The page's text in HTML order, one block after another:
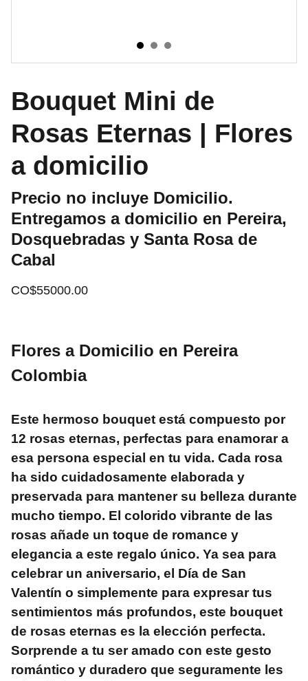
Bouquet Mini de
Rosas Eternas | Flores
a domicilio
Precio no incluye Domicilio.
Entregamos a domicilio en Pereira,
Dosquebradas y Santa Rosa de
Cabal
CO$55000.00
Flores a Domicilio en Pereira
Colombia
Este hermoso bouquet está compuesto por
12 rosas eternas, perfectas para enamorar a
esa persona especial en tu vida. Cada rosa
ha sido cuidadosamente elaborada y
preservada para mantener su belleza durante
mucho tiempo. El colorido vibrante de las
rosas añade un toque de romance y
elegancia a este regalo único. Ya sea para
celebrar un aniversario, el Día de San
Valentín o simplemente para expresar tus
sentimientos más profundos, este bouquet
de rosas eternas es la elección perfecta.
Sorprende a tu ser amado con este gesto
romántico y duradero que seguramente les